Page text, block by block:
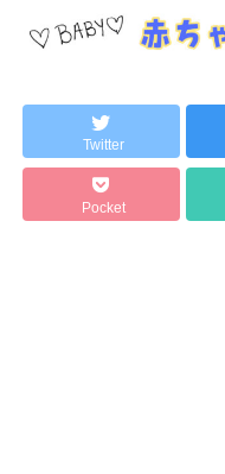
Twitter
Pocket